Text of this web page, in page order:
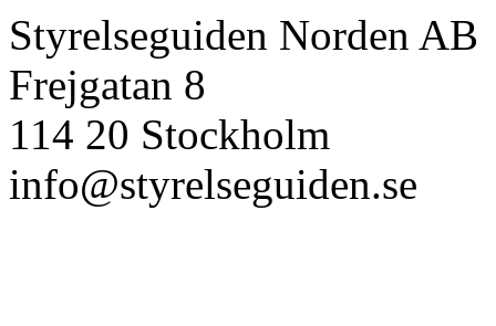
Styrelseguiden Norden AB
Frejgatan 8
114 20 Stockholm
info@styrelseguiden.se